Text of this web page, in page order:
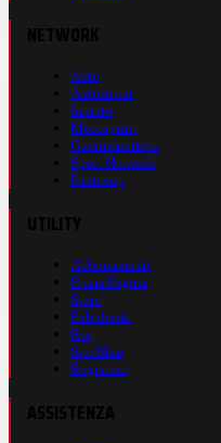
Auto
Autosprint
Inmoto
Motosprint
Guerinsportivo
Sport Network
Fantacup
Abbonamenti
Prima Pagina
Store
Pubblicità
Rss
Site Map
Registrati